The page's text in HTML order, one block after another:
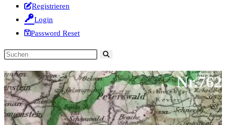
Registrieren
Login
Password Reset
Diese
durchsuchen
Nr.762